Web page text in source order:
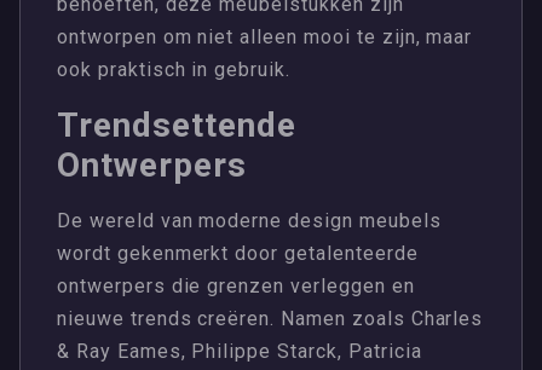
ontworpen om niet alleen mooi te zijn, maar
ook praktisch in gebruik.
Trendsettende
Ontwerpers
De wereld van moderne design meubels
wordt gekenmerkt door getalenteerde
ontwerpers die grenzen verleggen en
nieuwe trends creëren. Namen zoals Charles
& Ray Eames, Philippe Starck, Patricia